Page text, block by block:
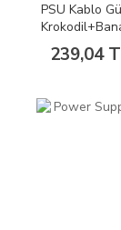
PSU Kablo
239,04